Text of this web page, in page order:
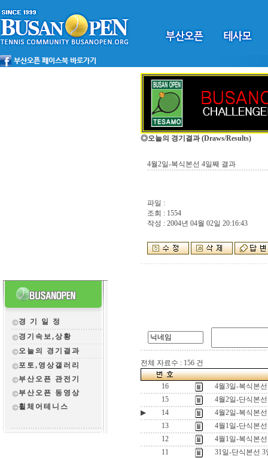
경 기 일 정
경기속보,상황
오늘의 경기결과
포토,영상갤러리
부산오픈 관전 기
부산오픈 동영상
휠체어테니스
◎오늘의 경기결과 (Draws/Results)
4월2일-복식본선 4일째 결과
파일 :
조회 : 1554
작성 : 2004년 04월 02일 20:16:43
전체 자료수 : 156 건
16
4월3일-복식본
15
4월2일-단식본
▶
14
4월2일-복식본
13
4월1일-단식본
12
4월1일-복식본
11
31일-단식본선 3